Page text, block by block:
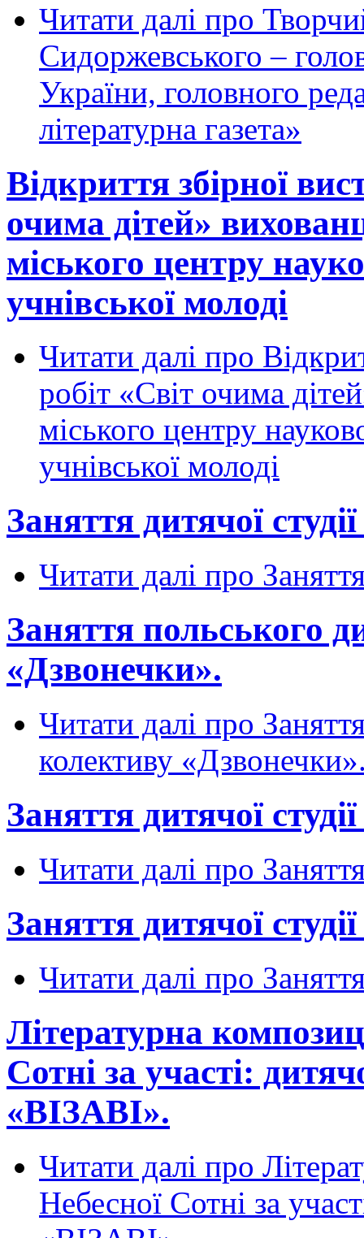
Читати далі про
Сидоржевського –
України, головного
літературна газета»
Відкриття збірної
очима дітей»
міського центру
учнівської молоді
Читати далі про
робіт «Світ очима
міського центру
учнівської молоді
Заняття дитячої
Читати далі про
Заняття польського
«Дзвонечки».
Читати далі про
колективу
Заняття дитячої
Читати далі про
Заняття дитячої
Читати далі про
Літературна
Сотні за участі:
«ВІЗАВІ».
Читати далі про
Небесної Сотні за